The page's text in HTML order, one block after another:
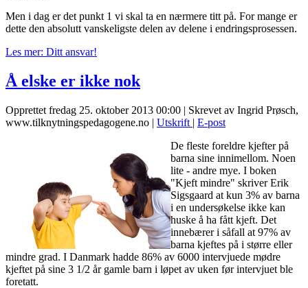
Men i dag er det punkt 1 vi skal ta en nærmere titt på. For mange er
dette den absolutt vanskeligste delen av delene i endringsprosessen.
Les mer: Ditt ansvar!
Å elske er ikke nok
Opprettet fredag 25. oktober 2013 00:00 | Skrevet av Ingrid Prøsch,
www.tilknytningspedagogene.no | Utskrift | E-post
De fleste foreldre kjefter på
barna sine innimellom. Noen
lite - andre mye. I boken
"Kjeft mindre" skriver Erik
Sigsgaard at kun 3% av barna
i en undersøkelse ikke kan
huske å ha fått kjeft. Det
innebærer i såfall at 97% av
barna kjeftes på i større eller
mindre grad. I Danmark hadde 86% av 6000 intervjuede mødre
kjeftet på sine 3 1/2 år gamle barn i løpet av uken før intervjuet ble
foretatt.